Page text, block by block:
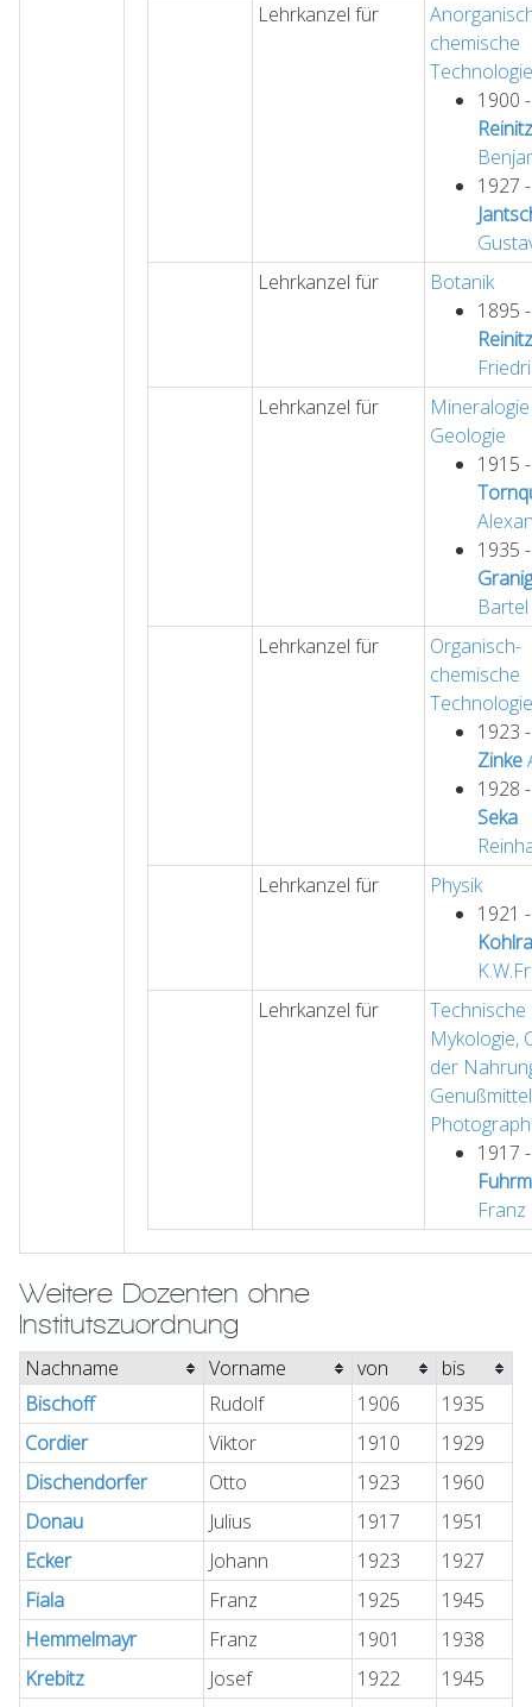
Lehrkanzel für
chemische
Technologie
1900
1927
Lehrkanzel für
Botanik
1895
Lehrkanzel für
Geologie
1915
1935
Bartel
Lehrkanzel für
Organisch-
chemische
Technologie
1923
Zinke
1928
Seka
Lehrkanzel für
Physik
1921
Lehrkanzel für
Technische
Mykologie,
der
1917
Franz
Weitere Dozenten ohne
Institutszuordnung
Nachname Vorname von
bis
Bischoff
Rudolf 1906
1935
Cordier
Viktor 1910
1929
Dischendorfer
Otto 1923
1960
Donau
Julius 1917
1951
Ecker
Johann 1923
1927
Fiala
Franz 1925
1945
Hemmelmayr
Franz 1901
1938
Krebitz
Josef 1922
1945